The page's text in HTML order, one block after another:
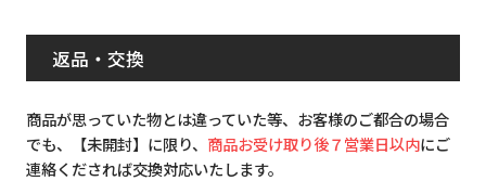
返品・交換
商品が思っていた物とは違っていた等、お客様のご都合の場合
でも、【未開封】に限り、 商品お受け取り後７営業日以内にご
連絡くだされば交換対応いたします。